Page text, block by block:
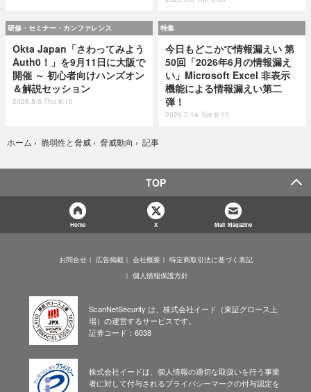
研修・セミナー・カンファレンス
Okta Japan「さわってみよう
Auth0！」を9月11日に大阪で
開催 ～ 初心者向けハンズオン
＆解説セッション
2026.8.6 Thu 8:10
特集
今日もどこかで情報漏えい 第
50回「2026年6月の情報漏え
い」Microsoft Excel 非表示
機能による情報漏えい第二
弾！
2026.7.14 Tue 8:10
ホーム › 脆弱性と脅威 › 脅威動向 › 記事
TOP
Home X Mail Magazine
お問合せ 広告掲載 会社概要
特定商取引法に基づく表記
個人情報保護方針
ScanNetSecurity は、株式会社イード（東証グロース上
場）の運営するサービスです。
証券コード：6038
株式会社イードは、個人情報の適切な取扱いを行う事業
者に対して付与されるプライバシーマークの付与認定を